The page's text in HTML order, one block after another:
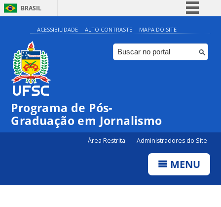
BRASIL
Simplifique!
Comunica BR
Participe
ACESSIBILIDADE ALTO CONTRASTE MAPA DO SITE
Programa de Pós-
Graduação em Jornalismo
Área Restrita Administradores do Site
MENU